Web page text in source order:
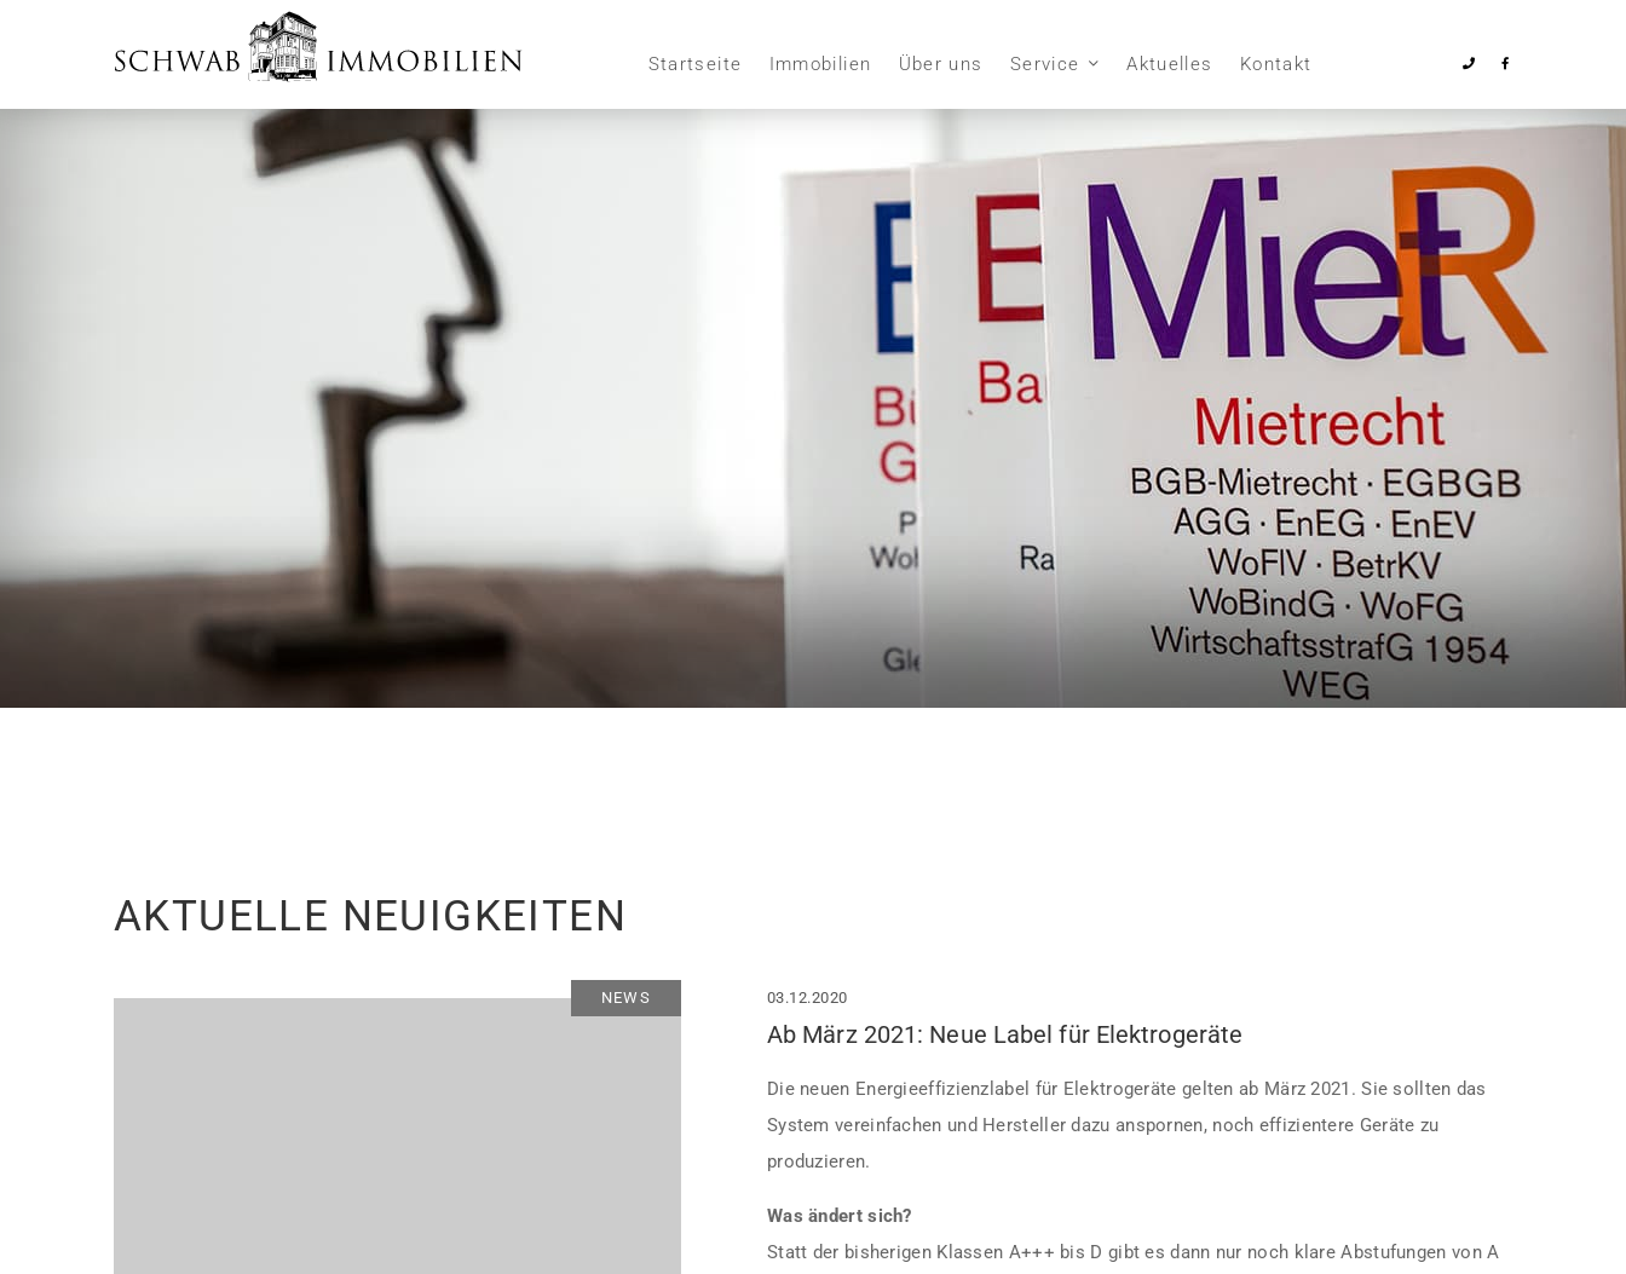
Startseite Immobilien Über uns Service Aktuelles Kontakt
AKTUELLE NEUIGKEITEN
NEWS 03.12.2020
Ab März 2021: Neue Label für Elektrogeräte
Die neuen Energieeffizienzlabel für Elektrogeräte gelten ab März 2021. Sie sollten das
System vereinfachen und Hersteller dazu anspornen, noch effizientere Geräte zu
produzieren.
Was ändert sich?
Statt der bisherigen Klassen A+++ bis D gibt es dann nur noch klare Abstufungen von A